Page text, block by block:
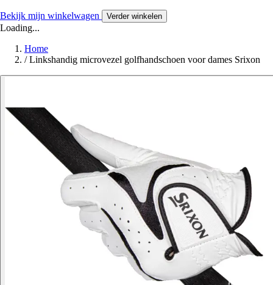
Bekijk mijn winkelwagen Verder winkelen
Loading...
Home
/ Linkshandig microvezel golfhandschoen voor dames Srixon